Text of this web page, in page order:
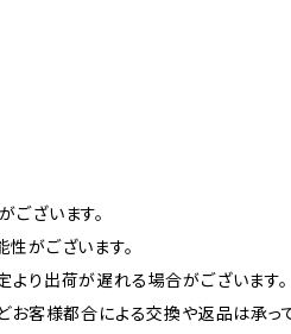
ございます。
がございます。
より出荷が遅れる場合がございます。
お客様都合による交換や返品は承っ